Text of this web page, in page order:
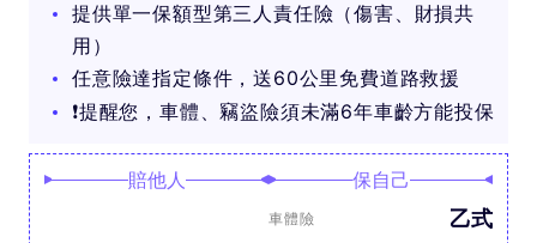
提供單一保額型第三人責任險（傷害、財損共
用）
任意險達指定條件，送60公里免費道路救援
❗提醒您，車體、竊盜險須未滿6年車齡方能投保
賠他人 保自己
車體險 乙式